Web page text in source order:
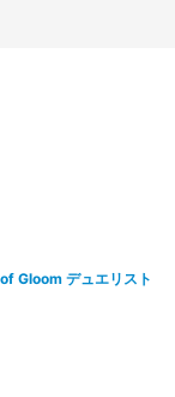
Gloom デュエリスト